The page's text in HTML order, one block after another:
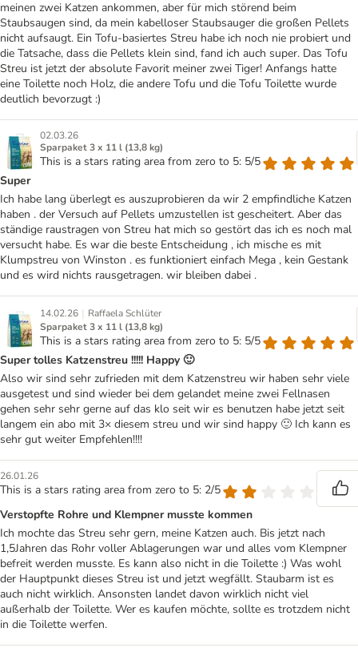
meinen zwei Katzen ankommen, aber für mich störend beim
Staubsaugen sind, da mein kabelloser Staubsauger die großen Pellets
nicht aufsaugt. Ein Tofu-basiertes Streu habe ich noch nie probiert und
die Tatsache, dass die Pellets klein sind, fand ich auch super. Das Tofu
Streu ist jetzt der absolute Favorit meiner zwei Tiger! Anfangs hatte
eine Toilette noch Holz, die andere Tofu und die Tofu Toilette wurde
deutlich bevorzugt :)
02.03.26
Sparpaket 3 x 11 l (13,8 kg)
This is a stars rating area from zero to 5: 5/5
Super
Ich habe lang überlegt es auszuprobieren da wir 2 empfindliche Katzen
haben . der Versuch auf Pellets umzustellen ist gescheitert. Aber das
ständige raustragen von Streu hat mich so gestört das ich es noch mal
versucht habe. Es war die beste Entscheidung , ich mische es mit
Klumpstreu von Winston . es funktioniert einfach Mega , kein Gestank
und es wird nichts rausgetragen. wir bleiben dabei .
14.02.26 | Raffaela Schlüter
Sparpaket 3 x 11 l (13,8 kg)
This is a stars rating area from zero to 5: 5/5
Super tolles Katzenstreu !!!!! Happy 🙂
Also wir sind sehr zufrieden mit dem Katzenstreu wir haben sehr viele
ausgetest und sind wieder bei dem gelandet meine zwei Fellnasen
gehen sehr sehr gerne auf das klo seit wir es benutzen habe jetzt seit
langem ein abo mit 3× diesem streu und wir sind happy 🙂 Ich kann es
sehr gut weiter Empfehlen!!!!
26.01.26
This is a stars rating area from zero to 5: 2/5
Verstopfte Rohre und Klempner musste kommen
Ich mochte das Streu sehr gern, meine Katzen auch. Bis jetzt nach
1,5Jahren das Rohr voller Ablagerungen war und alles vom Klempner
befreit werden musste. Es kann also nicht in die Toilette :) Was wohl
der Hauptpunkt dieses Streu ist und jetzt wegfällt. Staubarm ist es
auch nicht wirklich. Ansonsten landet davon wirklich nicht viel
außerhalb der Toilette. Wer es kaufen möchte, sollte es trotzdem nicht
in die Toilette werfen.